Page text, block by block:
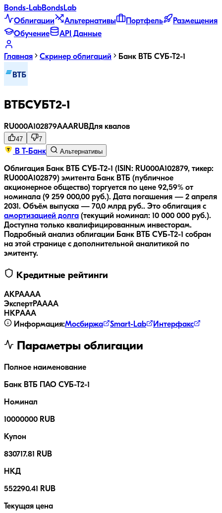
Bonds-LabBondsLab
Облигации
Альтернативы Портфель
Размещения
Обучение
API Данные
Главная Скринер облигаций Банк ВТБ СУБ-Т2-1
ВТБСУБТ2-1
RU000A102879AAARUBДля квалов
47 7
В Т-Банк Альтернативы
Облигация Банк ВТБ СУБ-Т2-1 (ISIN: RU000A102879, тикер:
RU000A102879) эмитента Банк ВТБ (публичное
акционерное общество) торгуется по цене 92,59% от
номинала (9 259 000,00 руб.). Дата погашения — 2 апреля
2031. Объём выпуска — 70,0 млрд руб.. Это облигация с
амортизацией долга (текущий номинал: 10 000 000 руб.).
Доступна только квалифицированным инвесторам.
Подробный анализ облигации Банк ВТБ СУБ-Т2-1 собран
на этой странице с дополнительной аналитикой по
эмитенту.
Кредитные рейтинги
АКРАAAA
ЭкспертРАAAA
НКРAAA
Информация:Мосбиржа Smart-Lab Интерфакс
Параметры облигации
Полное наименование
Банк ВТБ ПАО СУБ-Т2-1
Номинал
10000000 RUB
Купон
830717.81 RUB
НКД
552290.41 RUB
Текущая цена